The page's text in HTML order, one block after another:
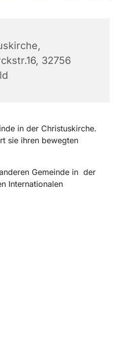
32756
in der Christuskirche.
sie ihren bewegten
Gemeinde in der
Internationalen